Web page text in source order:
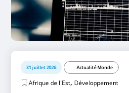
31 juillet 2026 Actualité Monde
Afrique de l'Est, Développement